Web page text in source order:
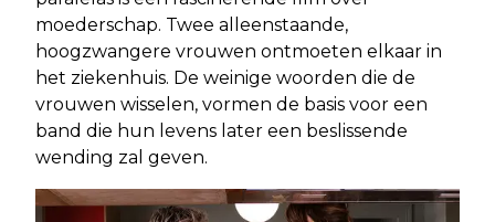
moederschap. Twee alleenstaande,
hoogzwangere vrouwen ontmoeten elkaar in
het ziekenhuis. De weinige woorden die de
vrouwen wisselen, vormen de basis voor een
band die hun levens later een beslissende
wending zal geven.